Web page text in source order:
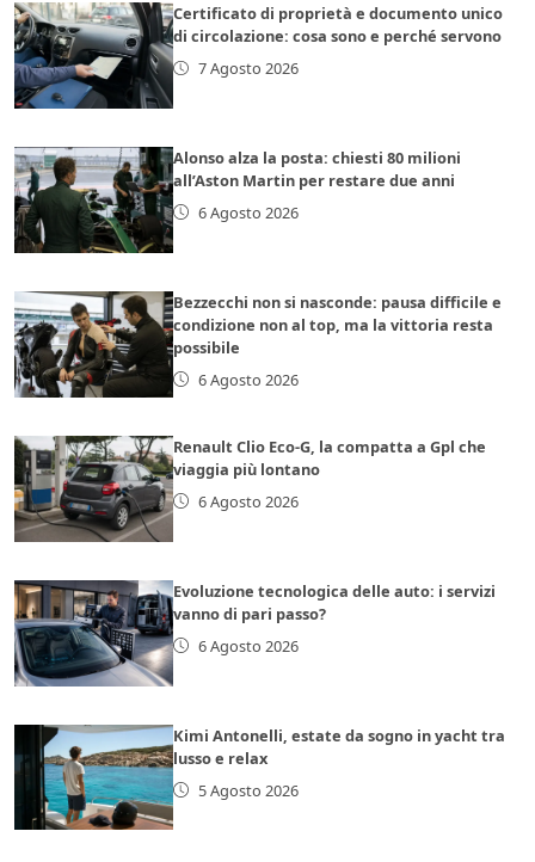
Certificato di proprietà e documento unico
di circolazione: cosa sono e perché servono
7 Agosto 2026
Alonso alza la posta: chiesti 80 milioni
all’Aston Martin per restare due anni
6 Agosto 2026
Bezzecchi non si nasconde: pausa difficile e
condizione non al top, ma la vittoria resta
possibile
6 Agosto 2026
Renault Clio Eco-G, la compatta a Gpl che
viaggia più lontano
6 Agosto 2026
Evoluzione tecnologica delle auto: i servizi
vanno di pari passo?
6 Agosto 2026
Kimi Antonelli, estate da sogno in yacht tra
lusso e relax
5 Agosto 2026